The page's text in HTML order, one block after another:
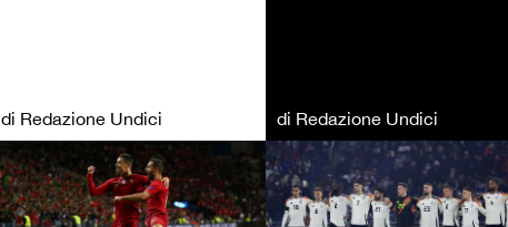
di Redazione Undici di Redazione Undici
CALCIO CALCIO